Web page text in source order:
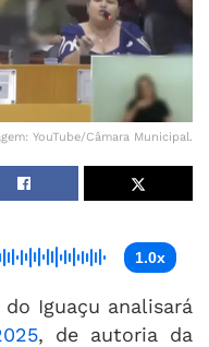
YouTube/Câmara Municipal.
1.0x
Iguaçu analisará
, de autoria da